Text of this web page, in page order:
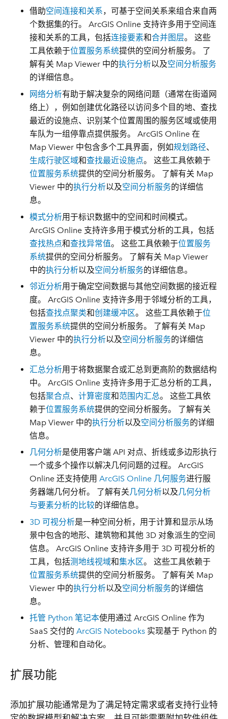
借助空间连接和关系，可基于空间关系来组合来自两
个数据集的行。 ArcGIS Online 支持许多用于空间连
接和关系的工具，包括连接要素和合并图层。 这些
工具依赖于位置服务系统提供的空间分析服务。 了
解有关 Map Viewer 中的执行分析以及空间分析服务
的详细信息。
网络分析有助于解决复杂的网络问题（通常在街道网
络上），例如创建优化路径以访问多个目的地、查找
最近的设施点、识别某个位置周围的服务区域或使用
车队为一组停靠点提供服务。 ArcGIS Online 在
Map Viewer 中包含多个工具界面，例如规划路径、
生成行驶区域和查找最近设施点。 这些工具依赖于
位置服务系统提供的空间分析服务。 了解有关 Map
Viewer 中的执行分析以及空间分析服务的详细信
息。
模式分析用于标识数据中的空间和时间模式。
ArcGIS Online 支持许多用于模式分析的工具，包括
查找热点和查找异常值。 这些工具依赖于位置服务
系统提供的空间分析服务。 了解有关 Map Viewer
中的执行分析以及空间分析服务的详细信息。
邻近分析用于确定空间数据与其他空间数据的接近程
度。 ArcGIS Online 支持许多用于邻域分析的工具，
包括查找点聚类和创建缓冲区。 这些工具依赖于位
置服务系统提供的空间分析服务。 了解有关 Map
Viewer 中的执行分析以及空间分析服务的详细信
息。
汇总分析用于将数据聚合或汇总到更高阶的数据结构
中。 ArcGIS Online 支持许多用于汇总分析的工具，
包括聚合点、计算密度和范围内汇总。 这些工具依
赖于位置服务系统提供的空间分析服务。 了解有关
Map Viewer 中的执行分析以及空间分析服务的详细
信息。
几何分析是使用客户端 API 对点、折线或多边形执行
一个或多个操作以解决几何问题的过程。 ArcGIS
Online 还支持使用ArcGIS Online 几何服务进行服
务器端几何分析。 了解有关几何分析以及几何分析
与要素分析的比较的详细信息。
3D 可视分析是一种空间分析，用于计算和显示从场
景中包含的地形、建筑物和其他 3D 对象派生的空间
信息。 ArcGIS Online 支持许多用于 3D 可视分析的
工具，包括测地线视域和集水区。 这些工具依赖于
位置服务系统提供的空间分析服务。 了解有关 Map
Viewer 中的执行分析以及空间分析服务的详细信
息。
托管 Python 笔记本使用通过 ArcGIS Online 作为
SaaS 交付的ArcGIS Notebooks 实现基于 Python 的
分析、管理和自动化。
扩展功能
添加扩展功能通常是为了满足特定需求或者支持行业特